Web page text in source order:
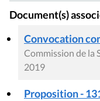
Document(s)
Convocation
Commission de la
2019
Proposition -